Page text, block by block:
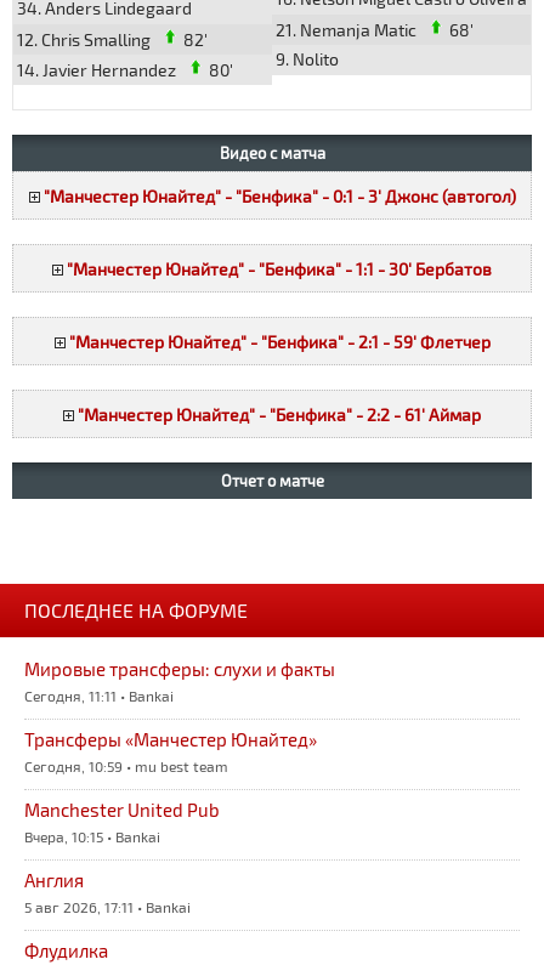
34. Anders Lindegaard
12. Chris Smalling
82'
14. Javier Hernandez
80'
21. Nemanja Matic
68'
9. Nolito
Видео с матча
"Манчестер Юнайтед" - "Бенфика" - 0:1 - 3' Джонс (автогол)
"Манчестер Юнайтед" - "Бенфика" - 1:1 - 30' Бербатов
"Манчестер Юнайтед" - "Бенфика" - 2:1 - 59' Флетчер
"Манчестер Юнайтед" - "Бенфика" - 2:2 - 61' Аймар
Отчет о матче
ПОСЛЕДНЕЕ НА ФОРУМЕ
Мировые трансферы: слухи и факты
Сегодня, 11:11 • Bankai
Трансферы «Манчестер Юнайтед»
Сегодня, 10:59 • mu best team
Manchester United Pub
Вчера, 10:15 • Bankai
Англия
5 авг 2026, 17:11 • Bankai
Флудилка